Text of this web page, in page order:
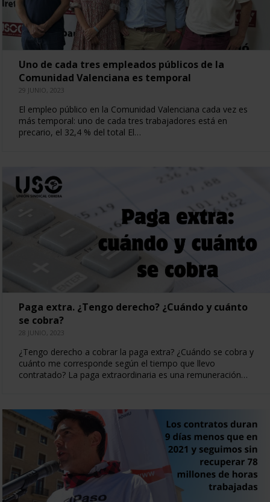
Uno de cada tres empleados públicos de la
Comunidad Valenciana es temporal
29 JUNIO, 2023
El empleo público en la Comunidad Valenciana cada vez es
más temporal: uno de cada tres trabajadores está en
precario, el 32,4 % del total El…
Paga extra. ¿Tengo derecho? ¿Cuándo y cuánto
se cobra?
28 JUNIO, 2023
¿Tengo derecho a cobrar la paga extra? ¿Cuándo se cobra y
cuánto me corresponde según el tiempo que llevo
contratado? La paga extraordinaria es una remuneración…